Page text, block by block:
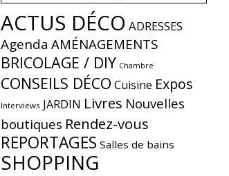
ACTUS DÉCO ADRESSES
Agenda AMÉNAGEMENTS
BRICOLAGE / DIY Chambre
CONSEILS DÉCO Cuisine Expos
Interviews JARDIN Livres Nouvelles
boutiques Rendez-vous
REPORTAGES Salles de bains
SHOPPING